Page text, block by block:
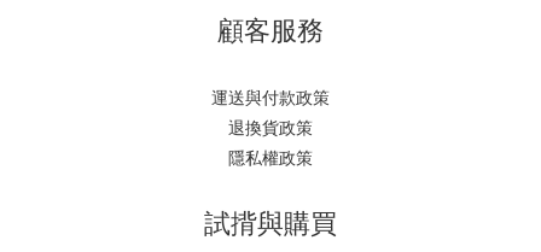
顧客服務
運送與付款政策
退換貨政策
隱私權政策
試揹與購買